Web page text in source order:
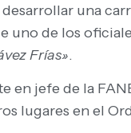
una
uno de los
Frías».
en jefe de la
lugares en el